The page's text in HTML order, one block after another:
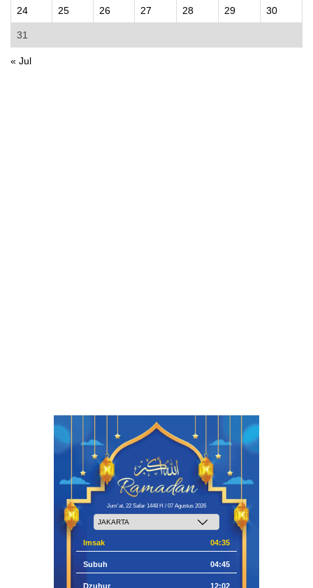
24 25 26 27 28 29 30
31
« Jul
Jum'at, 22 Safar 1448 H / 07 Agustus 2026
Imsak 04:35
Subuh 04:45
Dzuhur 12:02